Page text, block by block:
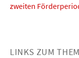
zweiten
LINKS ZUM